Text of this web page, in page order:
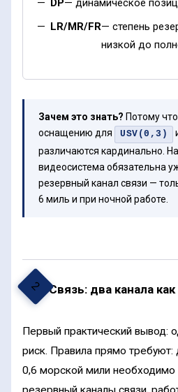
DP— динамическое
LR/MR/FR— степень
низкой до
Зачем это знать? Потому
оснащению для
USV(0,3)
различаются кардинально.
видеосистема обязательна
резервный канал связи —
6 миль и при ночной работе.
2 Связь: два канала
Первый практический вывод:
риск. Правила прямо требуют:
0,6 морской мили необходимо